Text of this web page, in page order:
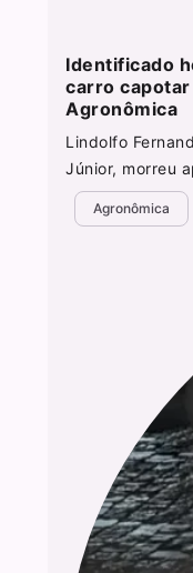
Identificado
carro
Agronômica
Lindolfo
Júnior, morreu
Agronômica